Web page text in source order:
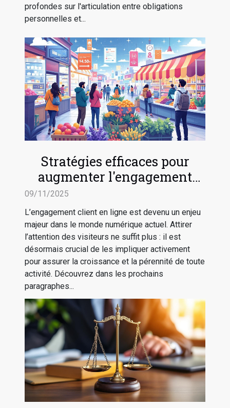
profondes sur l'articulation entre obligations
personnelles et...
Stratégies efficaces pour
augmenter l'engagement
09/11/2025
L’engagement client en ligne est devenu un enjeu
majeur dans le monde numérique actuel. Attirer
l’attention des visiteurs ne suffit plus : il est
désormais crucial de les impliquer activement
pour assurer la croissance et la pérennité de toute
activité. Découvrez dans les prochains
paragraphes...